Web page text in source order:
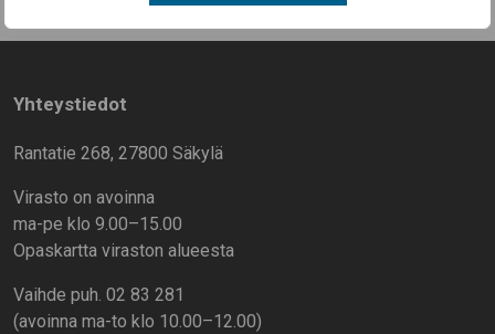
Yhteystiedot
Rantatie 268, 27800 Säkylä
Virasto on avoinna
ma-pe klo 9.00–15.00
Opaskartta viraston alueesta
Vaihde puh. 02 83 281
(avoinna ma-to klo 10.00–12.00)